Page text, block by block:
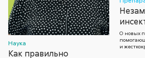
Наука
Как правильно
О новых
и